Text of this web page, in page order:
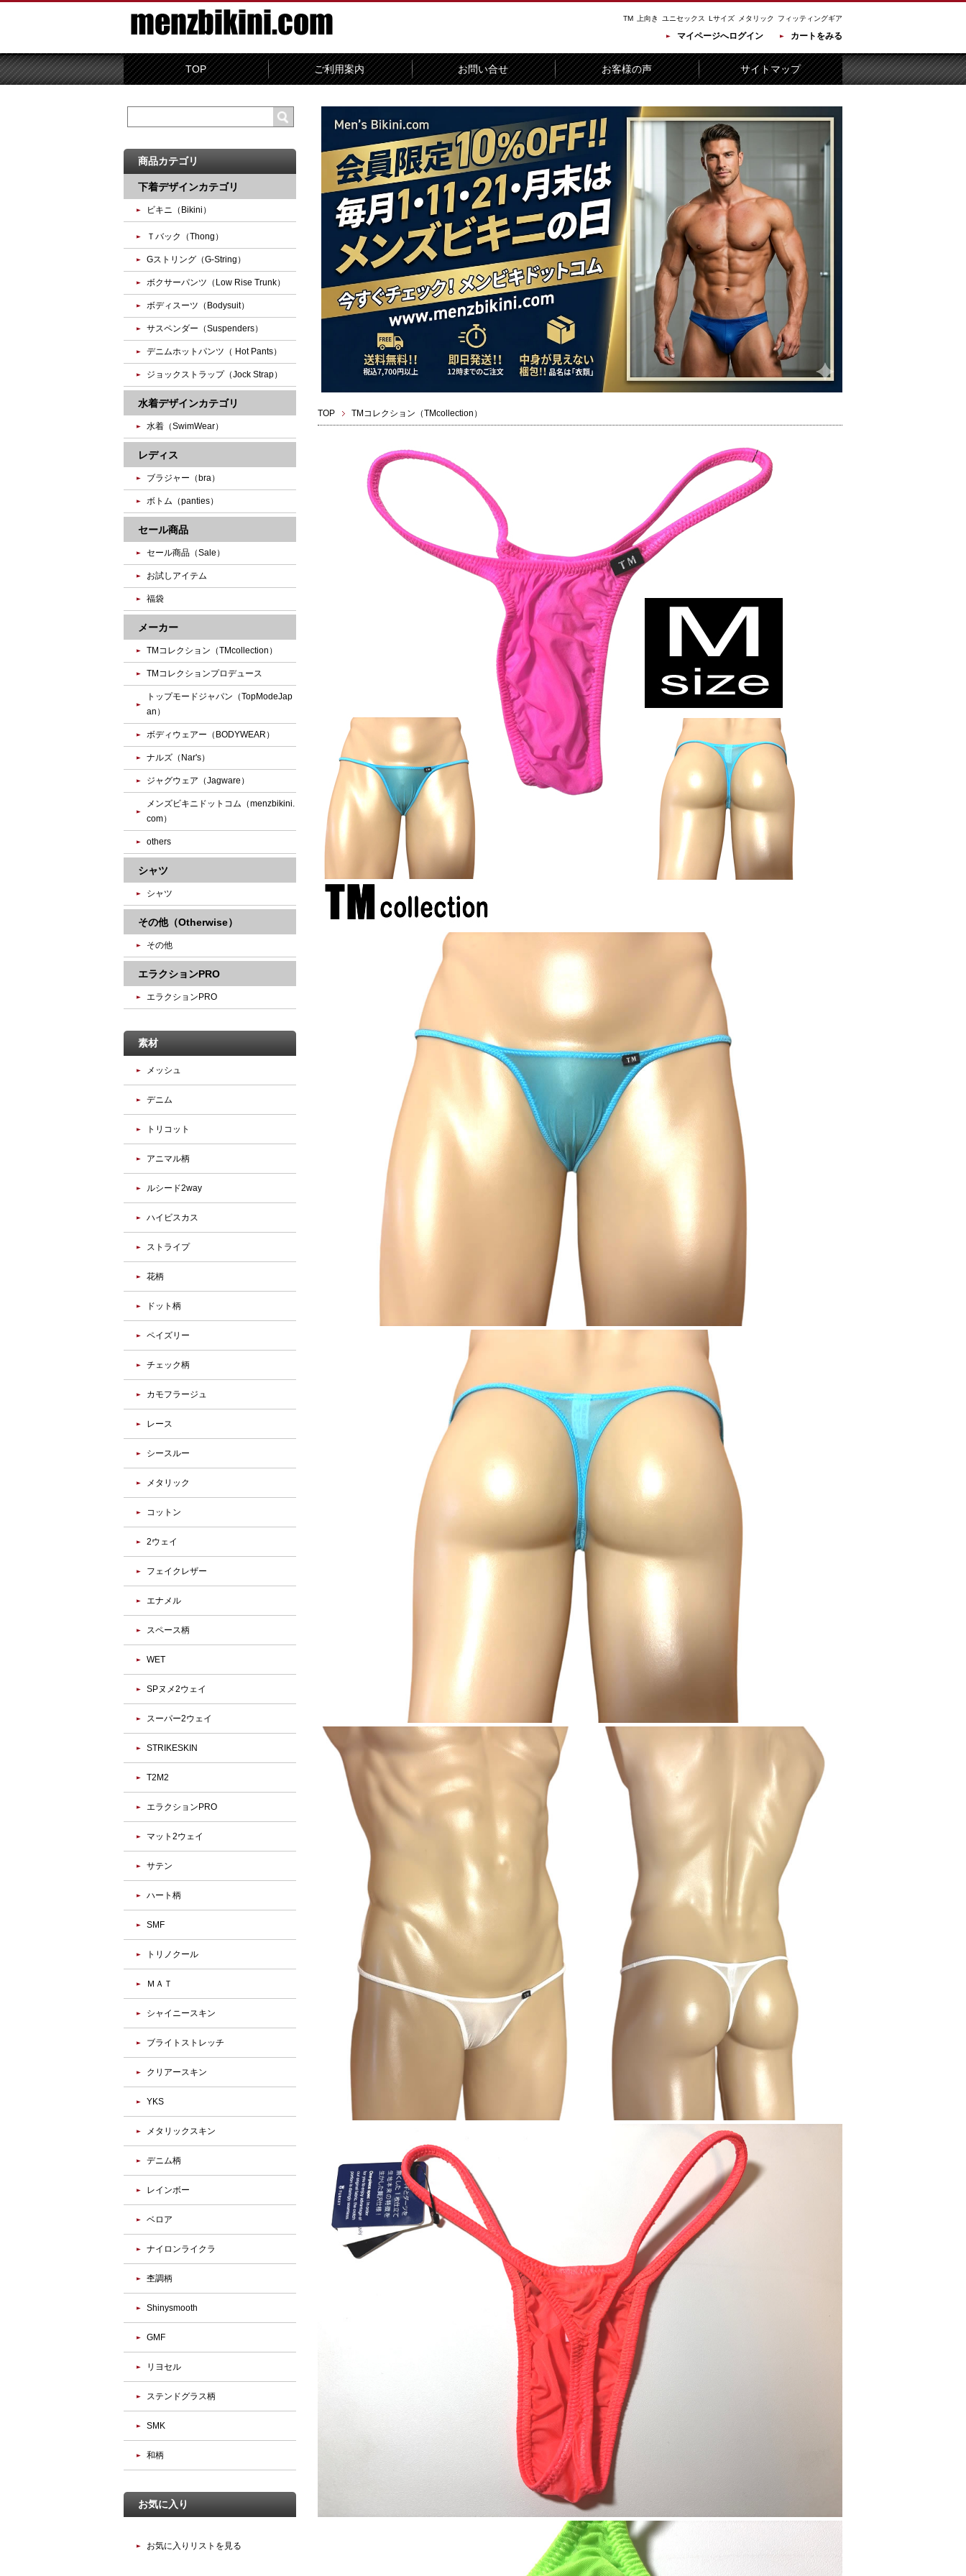
TM 上向き ユニセックス Lサイズ メタリック フィッティングギア
マイページへログイン カートをみる
TOP ご利用案内 お問い合せ お客様の声 サイトマップ
TOP TMコレクション（TMcollection）
商品カテゴリ
下着デザインカテゴリ
ビキニ（Bikini）
Ｔバック（Thong）
Gストリング（G-String）
ボクサーパンツ（Low Rise Trunk）
ボディスーツ（Bodysuit）
サスペンダー（Suspenders）
デニムホットパンツ（ Hot Pants）
ジョックストラップ（Jock Strap）
水着デザインカテゴリ
水着（SwimWear）
レディス
ブラジャー（bra）
ボトム（panties）
セール商品
セール商品（Sale）
お試しアイテム
福袋
メーカー
TMコレクション（TMcollection）
TMコレクションプロデュース
トップモードジャパン（TopModeJap
an）
ボディウェアー（BODYWEAR）
ナルズ（Nar's）
ジャグウェア（Jagware）
メンズビキニドットコム（menzbikini.
com）
others
シャツ
シャツ
その他（Otherwise）
その他
エラクションPRO
エラクションPRO
素材
メッシュ
デニム
トリコット
アニマル柄
ルシード2way
ハイビスカス
ストライプ
花柄
ドット柄
ペイズリー
チェック柄
カモフラージュ
レース
シースルー
メタリック
コットン
2ウェイ
フェイクレザー
エナメル
スペース柄
WET
SPヌメ2ウェイ
スーパー2ウェイ
STRIKESKIN
T2M2
エラクションPRO
マット2ウェイ
サテン
ハート柄
SMF
トリノクール
ＭＡＴ
シャイニースキン
ブライトストレッチ
クリアースキン
YKS
メタリックスキン
デニム柄
レインボー
ベロア
ナイロンライクラ
杢調柄
Shinysmooth
GMF
リヨセル
ステンドグラス柄
SMK
和柄
お気に入り
お気に入りリストを見る